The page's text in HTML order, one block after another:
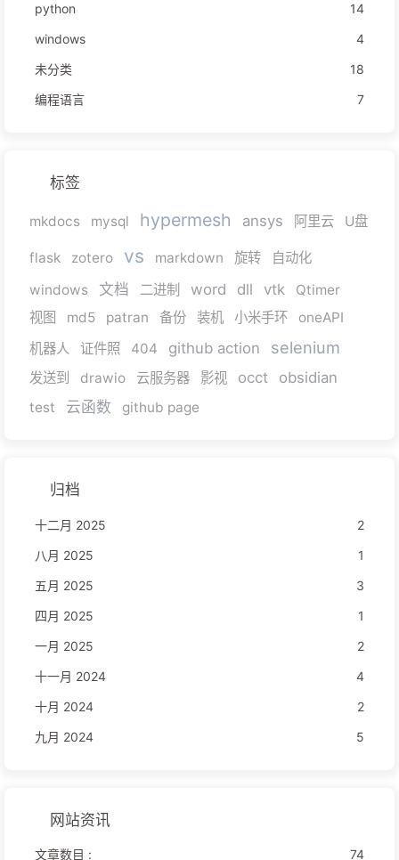
python
14
windows
4
未分类
18
编程语言
7
标签
mkdocs mysql hypermesh ansys 阿里云 U盘
flask zotero vs markdown 旋转
自动化
windows
文档 二进制 word dll vtk
Qtimer
视图
md5 patran 备份 装机 小米手环
oneAPI
机器人
证件照 404 github action selenium
发送到 drawio 云服务器 影视 occt obsidian
test 云函数 github page
归档
十二月 2025
2
八月 2025
1
五月 2025
3
四月 2025
1
一月 2025
2
十一月 2024
4
十月 2024
2
九月 2024
5
网站资讯
文章数目 : 74